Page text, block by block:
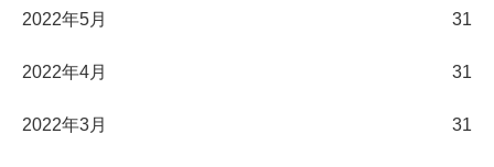
2022年5月 31
2022年4月 31
2022年3月 31